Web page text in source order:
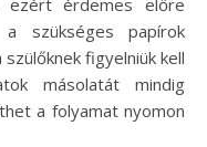
szükséges papírok
figyelniük kell
másolatát mindig
a folyamat nyomon